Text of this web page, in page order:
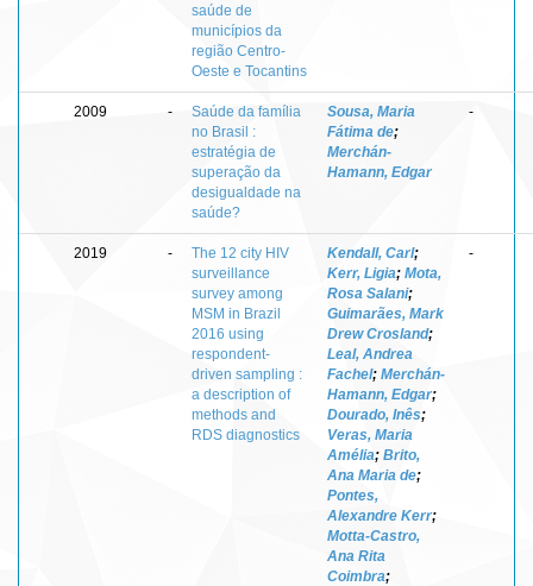
saúde de
municípios da
região Centro-
Oeste e Tocantins
2009 -
Saúde da família
no Brasil :
estratégia de
superação da
desigualdade na
saúde?
Sousa, Maria
Fátima de;
Merchán-
Hamann, Edgar
-
2019 -
The 12 city HIV
surveillance
survey among
MSM in Brazil
2016 using
respondent-
driven sampling :
a description of
methods and
RDS diagnostics
Kendall, Carl;
Kerr, Ligia; Mota,
Rosa Salani;
Guimarães, Mark
Drew Crosland;
Leal, Andrea
Fachel; Merchán-
Hamann, Edgar;
Dourado, Inês;
Veras, Maria
Amélia; Brito,
Ana Maria de;
Pontes,
Alexandre Kerr;
Motta-Castro,
Ana Rita
Coimbra;
-